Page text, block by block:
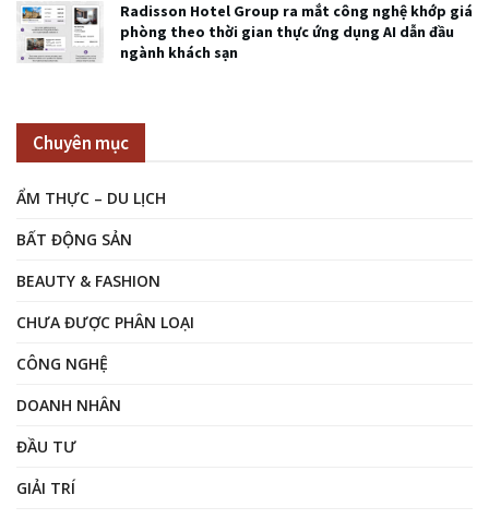
Radisson Hotel Group ra mắt công nghệ khớp giá
phòng theo thời gian thực ứng dụng AI dẫn đầu
ngành khách sạn
Chuyên mục
ẨM THỰC – DU LỊCH
BẤT ĐỘNG SẢN
BEAUTY & FASHION
CHƯA ĐƯỢC PHÂN LOẠI
CÔNG NGHỆ
DOANH NHÂN
ĐẦU TƯ
GIẢI TRÍ